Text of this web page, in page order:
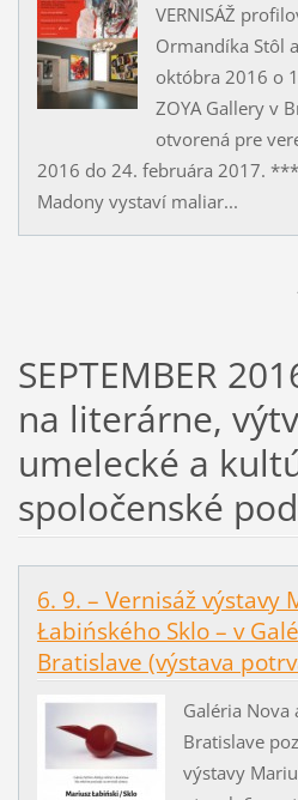
VERNISÁŽ
Ormandíka Stôl
októbra 2016 o
ZOYA Gallery v
otvorená pre
2016 do 24. februára 2017.
Madony vystaví maliar...
SEPTEMBER
na literárne,
umelecké a
spoločenské
6. 9. – Vernisáž výstavy
Łabińského Sklo – v
Bratislave (výstava
Galéria
Bratislave
výstavy